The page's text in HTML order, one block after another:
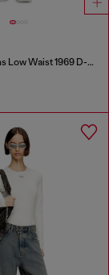
Bootcut Jeans Low Waist 1969 D-Ebbey